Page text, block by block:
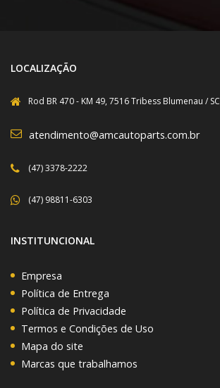
LOCALIZAÇÃO
Rod BR 470 - KM 49, 7516 Tribess Blumenau / SC
atendimento@amcautoparts.com.br
(47) 3378-2222
(47) 98811-6303
INSTITUNCIONAL
Empresa
Política de Entrega
Política de Privacidade
Termos e Condições de Uso
Mapa do site
Marcas que trabalhamos